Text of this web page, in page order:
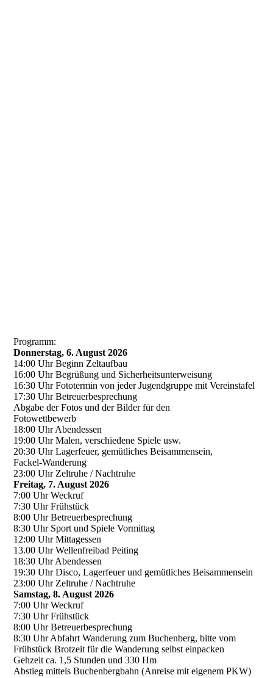
Programm:
Donnerstag, 6. August 2026
14:00 Uhr Beginn Zeltaufbau
16:00 Uhr Begrüßung und Sicherheitsunterweisung
16:30 Uhr Fototermin von jeder Jugendgruppe mit Vereinstafel
17:30 Uhr Betreuerbesprechung
Abgabe der Fotos und der Bilder für den
Fotowettbewerb
18:00 Uhr Abendessen
19:00 Uhr Malen, verschiedene Spiele usw.
20:30 Uhr Lagerfeuer, gemütliches Beisammensein,
Fackel-Wanderung
23:00 Uhr Zeltruhe / Nachtruhe
Freitag, 7. August 2026
7:00 Uhr Weckruf
7:30 Uhr Frühstück
8:00 Uhr Betreuerbesprechung
8:30 Uhr Sport und Spiele Vormittag
12:00 Uhr Mittagessen
13.00 Uhr Wellenfreibad Peiting
18:30 Uhr Abendessen
19:30 Uhr Disco, Lagerfeuer und gemütliches Beisammensein
23:00 Uhr Zeltruhe / Nachtruhe
Samstag, 8. August 2026
7:00 Uhr Weckruf
7:30 Uhr Frühstück
8:00 Uhr Betreuerbesprechung
8:30 Uhr Abfahrt Wanderung zum Buchenberg, bitte vom
Frühstück Brotzeit für die Wanderung selbst einpacken
Gehzeit ca. 1,5 Stunden und 330 Hm
Abstieg mittels Buchenbergbahn (Anreise mit eigenem PKW)